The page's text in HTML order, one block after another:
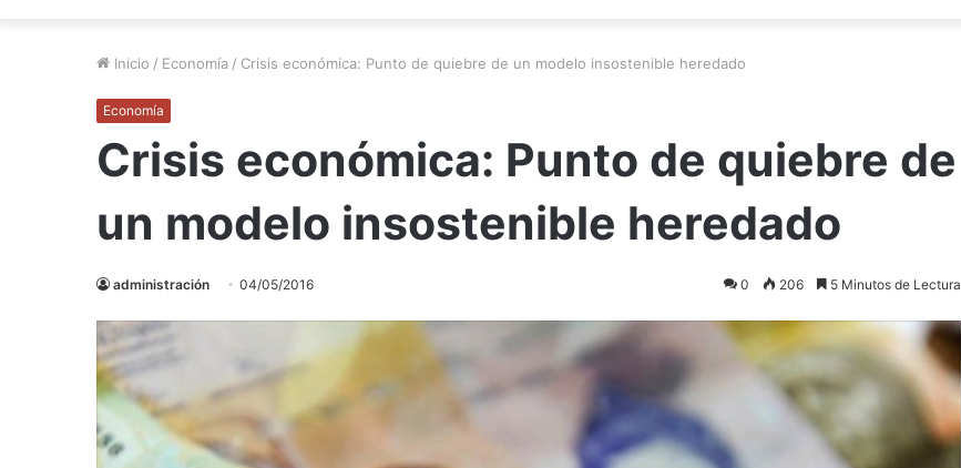
Inicio / Economía / Crisis económica: Punto de quiebre de un modelo insostenible heredado
Economía
Crisis económica: Punto de quiebre de
un modelo insostenible heredado
administración 04/05/2016 0 206 5 Minutos de Lectura